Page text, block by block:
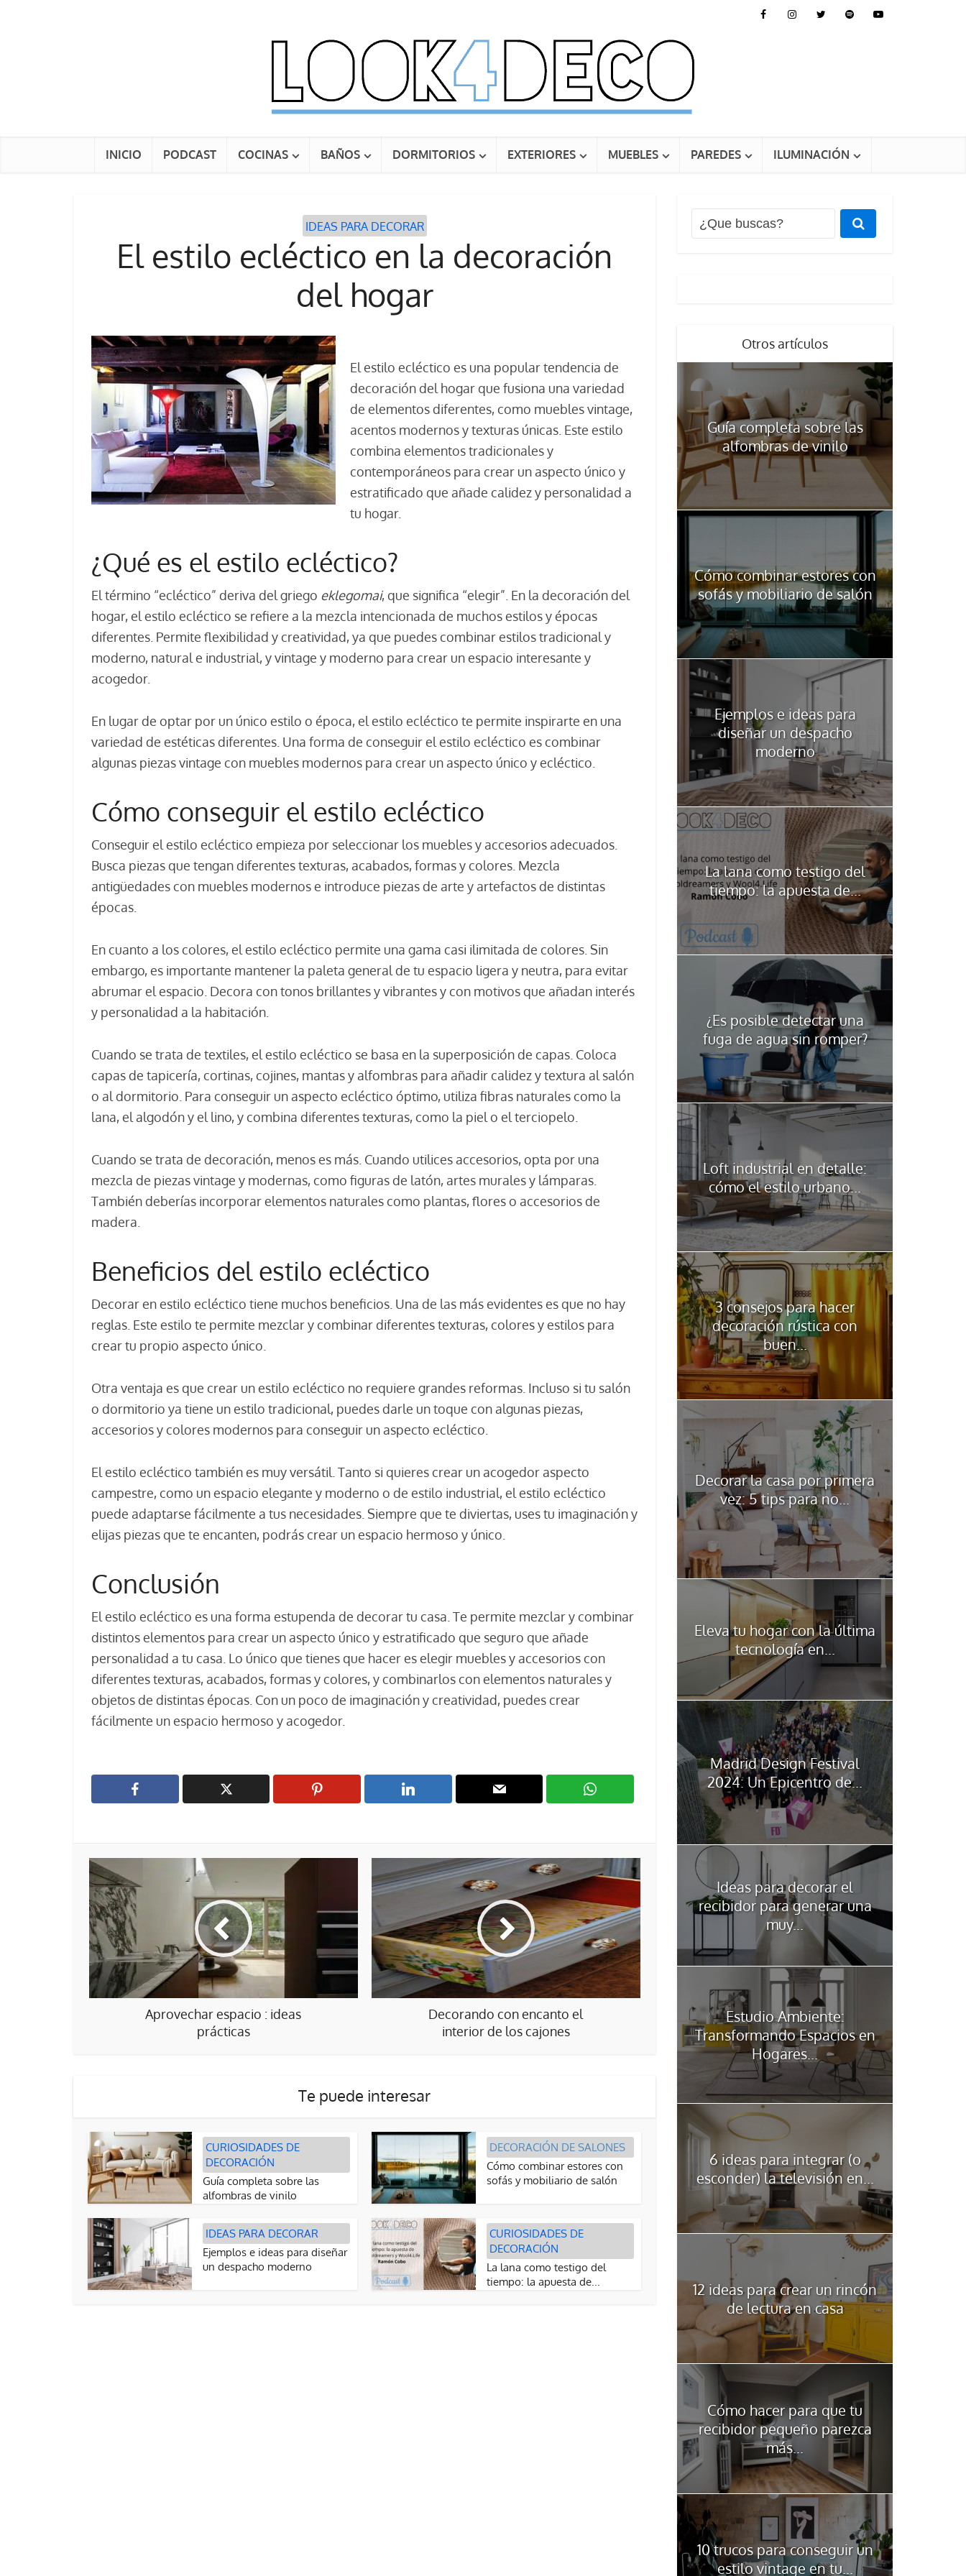
INICIO PODCAST COCINAS BAÑOS DORMITORIOS EXTERIORES MUEBLES PAREDES ILUMINACIÓN
IDEAS PARA DECORAR
El estilo ecléctico en la decoración
del hogar
El estilo ecléctico es una popular tendencia de
decoración del hogar que fusiona una variedad
de elementos diferentes, como muebles vintage,
acentos modernos y texturas únicas. Este estilo
combina elementos tradicionales y
contemporáneos para crear un aspecto único y
estratificado que añade calidez y personalidad a
tu hogar.
¿Qué es el estilo ecléctico?
El término “ecléctico” deriva del griego eklegomai, que significa “elegir”. En la decoración del
hogar, el estilo ecléctico se refiere a la mezcla intencionada de muchos estilos y épocas
diferentes. Permite flexibilidad y creatividad, ya que puedes combinar estilos tradicional y
moderno, natural e industrial, y vintage y moderno para crear un espacio interesante y
acogedor.
En lugar de optar por un único estilo o época, el estilo ecléctico te permite inspirarte en una
variedad de estéticas diferentes. Una forma de conseguir el estilo ecléctico es combinar
algunas piezas vintage con muebles modernos para crear un aspecto único y ecléctico.
Cómo conseguir el estilo ecléctico
Conseguir el estilo ecléctico empieza por seleccionar los muebles y accesorios adecuados.
Busca piezas que tengan diferentes texturas, acabados, formas y colores. Mezcla
antigüedades con muebles modernos e introduce piezas de arte y artefactos de distintas
épocas.
En cuanto a los colores, el estilo ecléctico permite una gama casi ilimitada de colores. Sin
embargo, es importante mantener la paleta general de tu espacio ligera y neutra, para evitar
abrumar el espacio. Decora con tonos brillantes y vibrantes y con motivos que añadan interés
y personalidad a la habitación.
Cuando se trata de textiles, el estilo ecléctico se basa en la superposición de capas. Coloca
capas de tapicería, cortinas, cojines, mantas y alfombras para añadir calidez y textura al salón
o al dormitorio. Para conseguir un aspecto ecléctico óptimo, utiliza fibras naturales como la
lana, el algodón y el lino, y combina diferentes texturas, como la piel o el terciopelo.
Cuando se trata de decoración, menos es más. Cuando utilices accesorios, opta por una
mezcla de piezas vintage y modernas, como figuras de latón, artes murales y lámparas.
También deberías incorporar elementos naturales como plantas, flores o accesorios de
madera.
Beneficios del estilo ecléctico
Decorar en estilo ecléctico tiene muchos beneficios. Una de las más evidentes es que no hay
reglas. Este estilo te permite mezclar y combinar diferentes texturas, colores y estilos para
crear tu propio aspecto único.
Otra ventaja es que crear un estilo ecléctico no requiere grandes reformas. Incluso si tu salón
o dormitorio ya tiene un estilo tradicional, puedes darle un toque con algunas piezas,
accesorios y colores modernos para conseguir un aspecto ecléctico.
El estilo ecléctico también es muy versátil. Tanto si quieres crear un acogedor aspecto
campestre, como un espacio elegante y moderno o de estilo industrial, el estilo ecléctico
puede adaptarse fácilmente a tus necesidades. Siempre que te diviertas, uses tu imaginación y
elijas piezas que te encanten, podrás crear un espacio hermoso y único.
Conclusión
El estilo ecléctico es una forma estupenda de decorar tu casa. Te permite mezclar y combinar
distintos elementos para crear un aspecto único y estratificado que seguro que añade
personalidad a tu casa. Lo único que tienes que hacer es elegir muebles y accesorios con
diferentes texturas, acabados, formas y colores, y combinarlos con elementos naturales y
objetos de distintas épocas. Con un poco de imaginación y creatividad, puedes crear
fácilmente un espacio hermoso y acogedor.
Aprovechar espacio : ideas
prácticas
Decorando con encanto el
interior de los cajones
Te puede interesar
CURIOSIDADES DE
DECORACIÓN
Guía completa sobre las
alfombras de vinilo
DECORACIÓN DE SALONES
Cómo combinar estores con
sofás y mobiliario de salón
IDEAS PARA DECORAR
Ejemplos e ideas para diseñar
un despacho moderno
CURIOSIDADES DE
DECORACIÓN
La lana como testigo del
tiempo: la apuesta de...
Otros artículos
Guía completa sobre las
alfombras de vinilo
Cómo combinar estores con
sofás y mobiliario de salón
Ejemplos e ideas para
diseñar un despacho
moderno
La lana como testigo del
tiempo: la apuesta de...
¿Es posible detectar una
fuga de agua sin romper?
Loft industrial en detalle:
cómo el estilo urbano...
3 consejos para hacer
decoración rústica con
buen...
Decorar la casa por primera
vez: 5 tips para no...
Eleva tu hogar con la última
tecnología en...
Madrid Design Festival
2024: Un Epicentro de...
Ideas para decorar el
recibidor para generar una
muy...
Estudio Ambiente:
Transformando Espacios en
Hogares...
6 ideas para integrar (o
esconder) la televisión en...
12 ideas para crear un rincón
de lectura en casa
Cómo hacer para que tu
recibidor pequeño parezca
más...
10 trucos para conseguir un
estilo vintage en tu...